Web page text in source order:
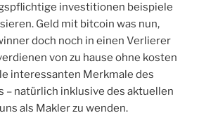
investitionen beispiele
Geld mit bitcoin was nun,
doch noch in einen Verlierer
von zu hause ohne kosten
interessanten Merkmale des
– natürlich inklusive des aktuellen
als Makler zu wenden.